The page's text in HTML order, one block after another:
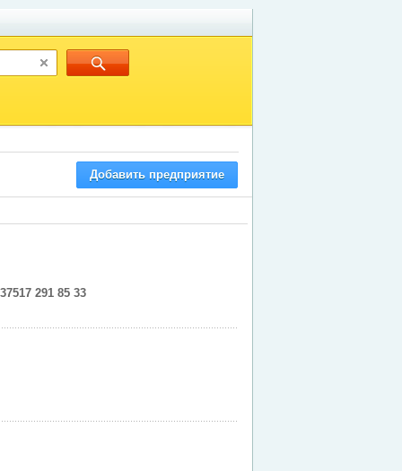
Добавить предприятие
291 85 33